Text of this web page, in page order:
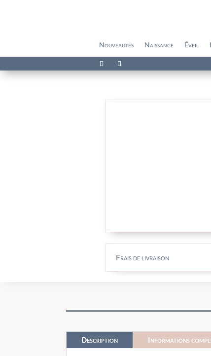
Nouveautés Naissance Éveil
Frais de livraison
Description Informations